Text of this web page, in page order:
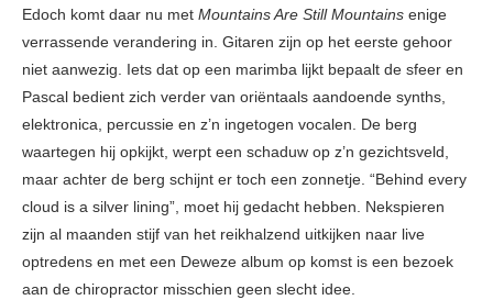
Edoch komt daar nu met Mountains Are Still Mountains enige
verrassende verandering in. Gitaren zijn op het eerste gehoor
niet aanwezig. Iets dat op een marimba lijkt bepaalt de sfeer en
Pascal bedient zich verder van oriëntaals aandoende synths,
elektronica, percussie en z’n ingetogen vocalen. De berg
waartegen hij opkijkt, werpt een schaduw op z’n gezichtsveld,
maar achter de berg schijnt er toch een zonnetje. “Behind every
cloud is a silver lining”, moet hij gedacht hebben. Nekspieren
zijn al maanden stijf van het reikhalzend uitkijken naar live
optredens en met een Deweze album op komst is een bezoek
aan de chiropractor misschien geen slecht idee.